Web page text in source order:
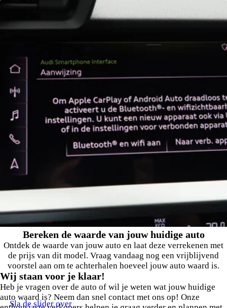
Bereken de waarde van jouw huidige auto
Ontdek de waarde van jouw auto en laat deze verrekenen met
de prijs van dit model. Vraag vandaag nog een vrijblijvend
voorstel aan om te achterhalen hoeveel jouw auto waard is.
Wij staan voor je klaar!
Heb je vragen over de auto of wil je weten wat jouw huidige
auto waard is? Neem dan snel contact met ons op! Onze
Sla de slider over